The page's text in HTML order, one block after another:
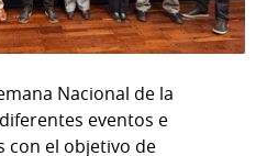
Nacional de la
eventos e
con el objetivo de